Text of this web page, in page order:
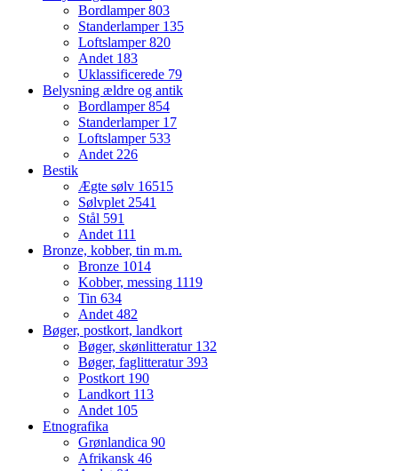
Bordlamper803
Standerlamper 135
Loftslamper820
Andet 183
Uklassificerede 79
Belysning ældre og antik
Bordlamper854
Standerlamper 17
Loftslamper 533
Andet226
Bestik
Ægte sølv 16515
Sølvplet2541
Stål 591
Andet 111
Bronze, kobber, tin m.m.
Bronze 1014
Kobber, messing 1119
Tin 634
Andet482
Bøger, postkort, landkort
Bøger, skønlitteratur 132
Bøger, faglitteratur393
Postkort 190
Landkort 113
Andet 105
Etnografika
Grønlandica 90
Afrikansk 46